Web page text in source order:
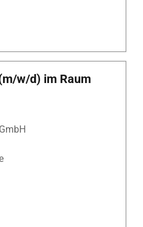
w/d) im Raum